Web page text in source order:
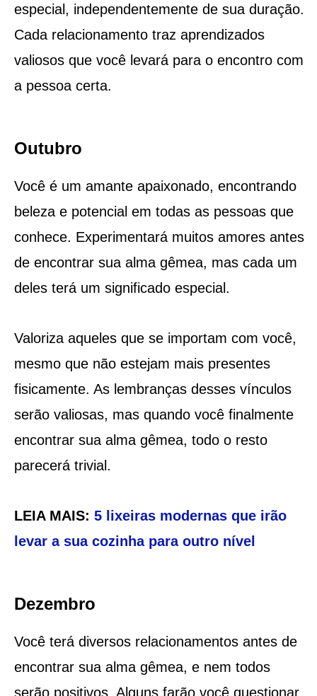
especial, independentemente de sua duração.
Cada relacionamento traz aprendizados
valiosos que você levará para o encontro com
a pessoa certa.
Outubro
Você é um amante apaixonado, encontrando
beleza e potencial em todas as pessoas que
conhece. Experimentará muitos amores antes
de encontrar sua alma gêmea, mas cada um
deles terá um significado especial.
Valoriza aqueles que se importam com você,
mesmo que não estejam mais presentes
fisicamente. As lembranças desses vínculos
serão valiosas, mas quando você finalmente
encontrar sua alma gêmea, todo o resto
parecerá trivial.
LEIA MAIS: 5 lixeiras modernas que irão
levar a sua cozinha para outro nível
Dezembro
Você terá diversos relacionamentos antes de
encontrar sua alma gêmea, e nem todos
serão positivos. Alguns farão você questionar